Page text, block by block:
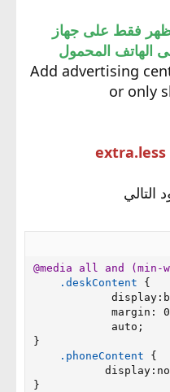
فقط على جهاز
الهاتف المحمول
Add advertising
or only
extra.less
التالي
@media all and (min-
.deskContent
{
display :
margin :
0
            auto
;
}
.phoneContent
{
display :
}